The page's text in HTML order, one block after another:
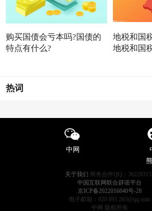
购买国债会亏本吗?国债的
特点有什么?
地税和国
地税和国
热词
中网
关于我们 商务合作QQ：
中国互联网联合辟谣平台
京ICP备2022016840号-28
电子邮箱：920 891 263@qq.com
中网 版权所有